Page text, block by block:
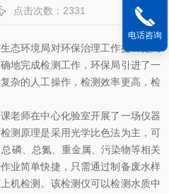
点击次数：2331
态环境局对环保治理工作提出更高
地完成检测工作，环保局引进了一
杂的人工操作，检测效率更高，检
师在中心化验室开展了一场仪器
测原理是采用光学比色法为主，可
磷、总氮、重金属、污染物等相关
业简单快捷，只需通过制备废水样
机检测。该检测仪可以检测水质中
电话咨询